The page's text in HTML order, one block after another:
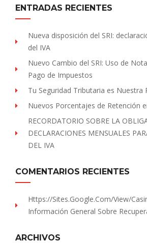
ENTRADAS RECIENTES
Nueva disposición del SRI:
del IVA
Nuevo Cambio del SRI: Uso de
Pago de Impuestos
Tu Seguridad Tributaria es Nuestra
Nuevos Porcentajes de Retención
RECORDATORIO SOBRE LA
DECLARACIONES MENSUALES
DEL IVA
COMENTARIOS RECIENTES
Https://sites.Google.com/view/
Información General Sobre
ARCHIVOS